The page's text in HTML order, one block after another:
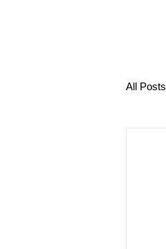
All Posts